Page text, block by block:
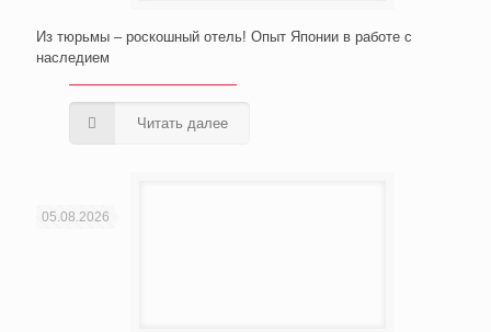
Из тюрьмы – роскошный отель! Опыт Японии в работе с
наследием
Читать далее
05.08.2026